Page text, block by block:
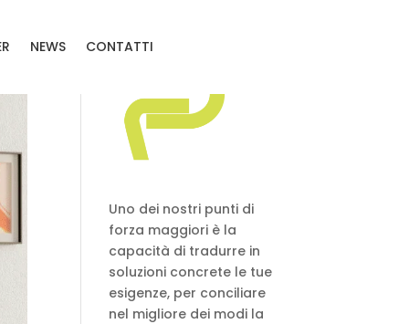
NEWS CONTATTI
Uno dei nostri punti di
forza maggiori è la
capacità di tradurre in
soluzioni concrete le tue
esigenze, per conciliare
nel migliore dei modi la